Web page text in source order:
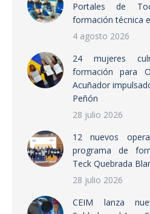
Portales de
formación técnica
4 agosto 2026
24 mujeres
formación para
Acuñador
Peñón
28 julio 2026
12 nuevos
programa de
Teck Quebrada
28 julio 2026
CEIM lanza